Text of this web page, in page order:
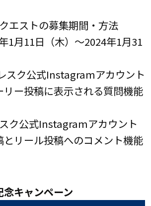
エストの募集期間・方法
1月11日（木）～2024年1月31
スク公式Instagramアカウント
リー投稿に表示される質問機能
式Instagramアカウント
とリール投稿へのコメント機能
キャンペーン